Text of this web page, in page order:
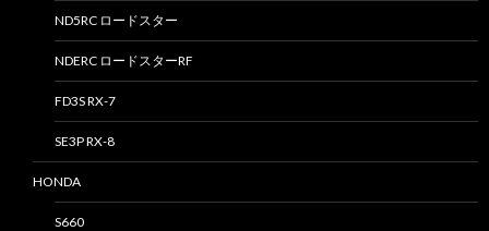
ND5RC ロードスター
NDERC ロードスターRF
FD3S RX-7
SE3P RX-8
HONDA
S660